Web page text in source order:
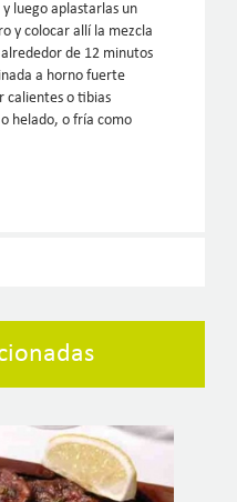
luego aplastarlas un
y colocar allí la mezcla
de 12 minutos
a horno fuerte
calientes o tibias
helado, o fría como